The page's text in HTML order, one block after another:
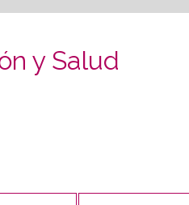
y Salud